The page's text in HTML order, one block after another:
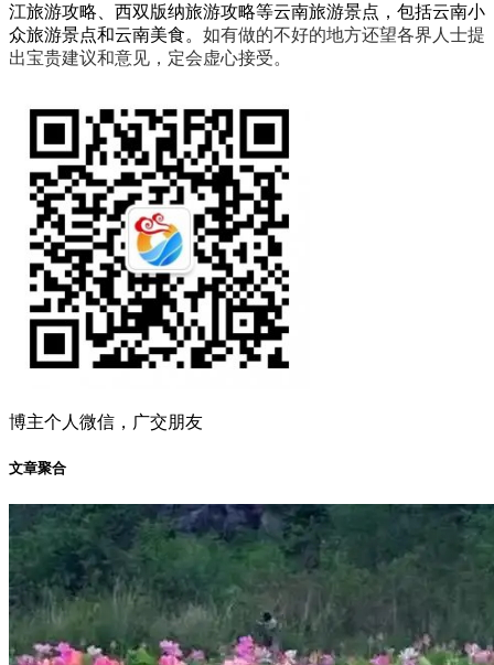
江旅游攻略、西双版纳旅游攻略等云南旅游景点，包括云南小
众旅游景点和云南美食。 如有做的不好的地方还望各界人士提
出宝贵建议和意见，定会虚心接受。
博主个人微信，广交朋友
文章聚合